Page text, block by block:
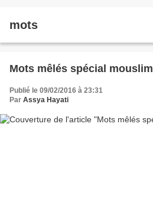
mots
Mots mêlés spécial mouslim
Publié le 09/02/2016 à 23:31
Par Assya Hayati